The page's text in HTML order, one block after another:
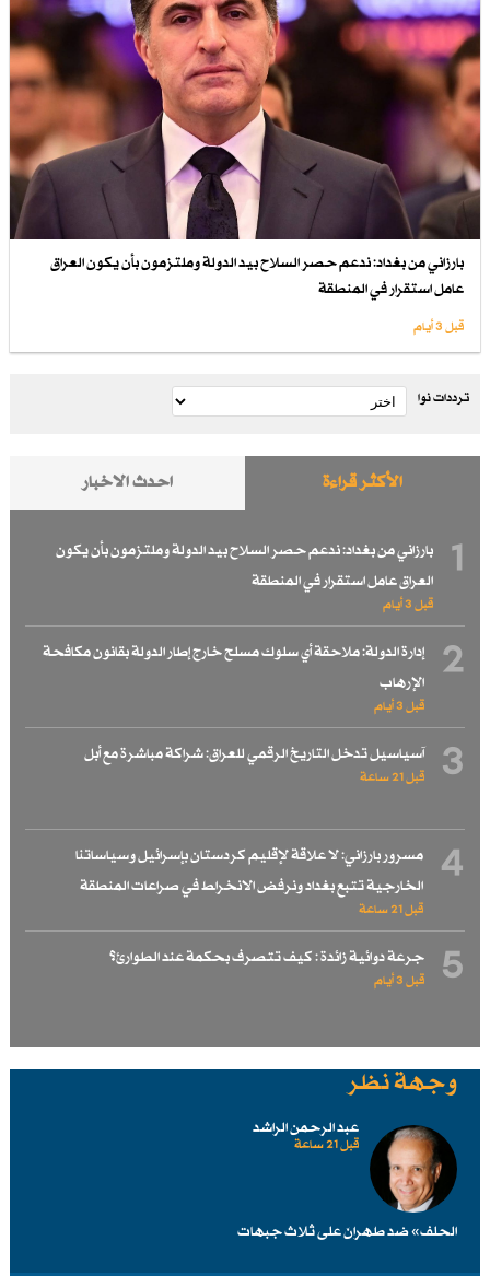
بارزاني من بغداد: ندعم حصر السلاح بيد الدولة وملتزمون بأن يكون العراق
عامل استقرار في المنطقة
قبل 3 أيام
ترددات نوا
الأكثر قراءة احدث الاخبار
1
بارزاني من بغداد: ندعم حصر السلاح بيد الدولة وملتزمون بأن يكون
العراق عامل استقرار في المنطقة
قبل 3 أيام
2
إدارة الدولة: ملاحقة أي سلوك مسلح خارج إطار الدولة بقانون مكافحة
الإرهاب
قبل 3 أيام
3 آسياسيل تدخل التاريخ الرقمي للعراق: شراكة مباشرة مع أبل
قبل 21 ساعة
4
مسرور بارزاني: لا علاقة لإقليم كردستان بإسرائيل وسياساتنا
الخارجية تتبع بغداد ونرفض الانخراط في صراعات المنطقة
قبل 21 ساعة
5 جرعة دوائية زائدة : كيف تتصرف بحكمة عند الطوارئ؟
قبل 3 أيام
وجهة نظر
عبد الرحمن الراشد
قبل 21 ساعة
الحلف» ضد طهرانَ على ثلاث جبهات